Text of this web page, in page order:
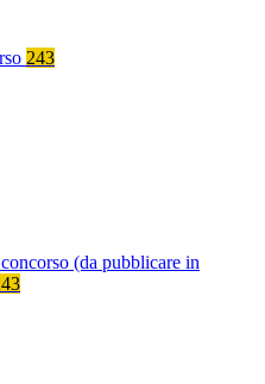
243
(da pubblicare in